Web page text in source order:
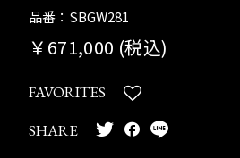
品番：SBGW281
￥671,000 (税込)
FAVORITES
SHARE